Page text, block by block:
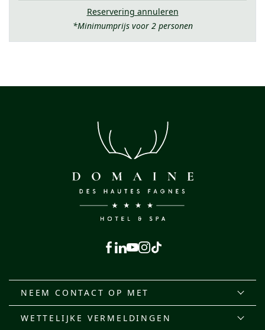
Reservering annuleren
*Minimumprijs voor 2 personen
NEEM CONTACT OP MET
WETTELIJKE VERMELDINGEN